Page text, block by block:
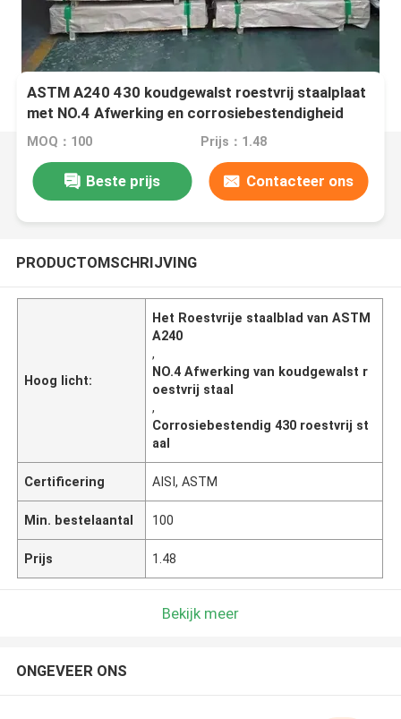
ASTM A240 430 koudgewalst roestvrij staalplaat
met NO.4 Afwerking en corrosiebestendigheid
MOQ：100 Prijs：1.48
Beste prijs Contacteer ons
PRODUCTOMSCHRIJVING
Hoog licht:
Het Roestvrije staalblad van ASTM
A240
,
NO.4 Afwerking van koudgewalst r
oestvrij staal
,
Corrosiebestendig 430 roestvrij st
aal
Certificering AISI, ASTM
Min. bestelaantal 100
Prijs 1.48
Bekijk meer
ONGEVEER ONS